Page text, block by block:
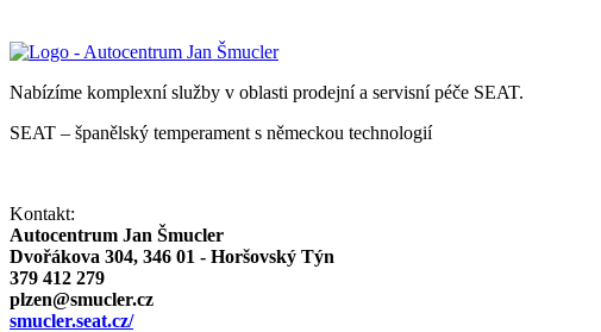
Nabízíme komplexní služby v oblasti prodejní a servisní péče SEAT.
SEAT – španělský temperament s německou technologií
Kontakt:
Autocentrum Jan Šmucler
Dvořákova 304, 346 01 - Horšovský Týn
379 412 279
plzen@smucler.cz
smucler.seat.cz/